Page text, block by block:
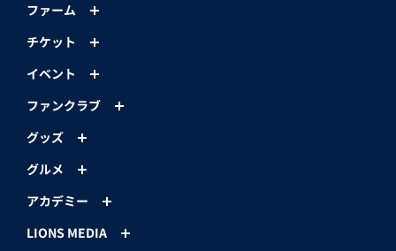
ファーム
チケット
イベント
ファンクラブ
グッズ
グルメ
アカデミー
LIONS MEDIA